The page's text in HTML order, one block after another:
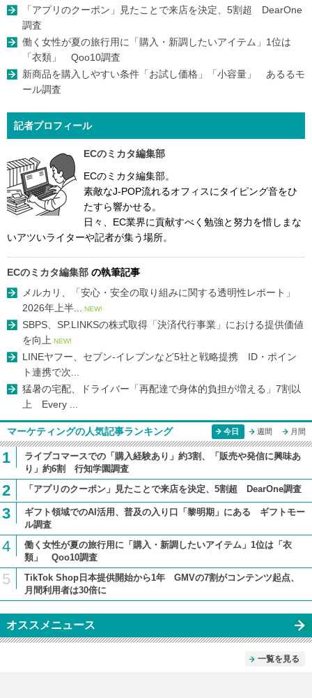
「アプリのクーポン」見たことで来店を決定、5割超 DearOne
調査
働く女性が夏の旅行用に「購入・新調したいアイテム」1位は
「衣類」 Qoo10調査
新商品を購入しやすい条件「お試し価格」「小容量」 あるるモ
ール調査
記者プロフィール
ECのミカタ編集部
ECのミカタ編集部。
素敵なJ-POP流れるオフィスにタイピング音をひ
たすら響かせる。
日々、EC業界に貢献すべく勉強と努力を惜しまな
いアツいライターや記者が集う場所。
ECのミカタ編集部 の執筆記事
メルカリ、「安心・安全の取り組みに関する透明性レポート」
2026年上半... NEW!
SBPS、SP.LINKSの株式取得「決済代行事業」における提供価値
を向上 NEW!
LINEヤフー、セブン-イレブンなど5社と戦略提携 ID・ポイン
ト連携で次...
猛暑の宅配、ドライバー「再配達で身体的負担が増える」7割以
上 Every ...
マーケティングの人気記事ランキング 今日 週間 月間
1
ライブコマースでの「購入経験あり」約3割、「販売や発信に興味あ
り」約6割 行知学園調査
2 「アプリのクーポン」見たことで来店を決定、5割超 DearOne調査
3
ギフト領域でのAI活用、普及の入り口「黎明期」にある ギフトモー
ル調査
4
働く女性が夏の旅行用に「購入・新調したいアイテム」1位は「衣
類」 Qoo10調査
5
TikTok Shop日本提供開始から1年 GMVの7割がコンテンツ起点、
月間利用者は30倍に
オススメニュース
一覧を見る